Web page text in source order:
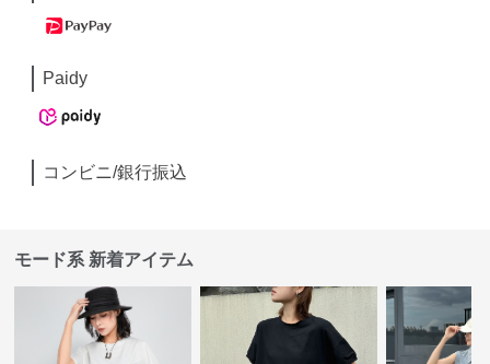
Paidy
コンビニ/銀行振込
モード系 新着アイテム